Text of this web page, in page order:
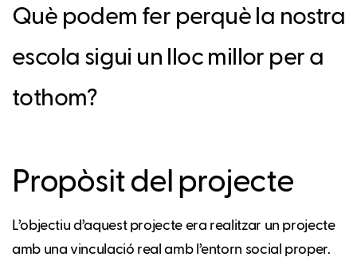
Què podem fer perquè la nostra
escola sigui un lloc millor per a
tothom?
Propòsit del projecte
L’objectiu d’aquest projecte era realitzar un projecte
amb una vinculació real amb l’entorn social proper.